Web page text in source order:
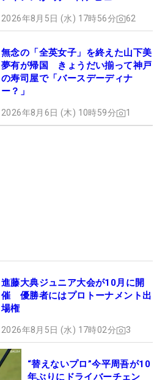
2026年8月5日 (水) 17時56分 62
無念の「全英女子」を終えた山下美
夢有が帰国 きょうだい揃って神戸
の寿司屋で「バースデーディナ
ー？」
2026年8月6日 (木) 10時59分 1
進藤大典ジュニア大会が10月に開
催 優勝者にはプロトーナメント出
場権
2026年8月5日 (水) 17時02分 3
“替えないプロ”今平周吾が10
年ぶりにドライバーチェン